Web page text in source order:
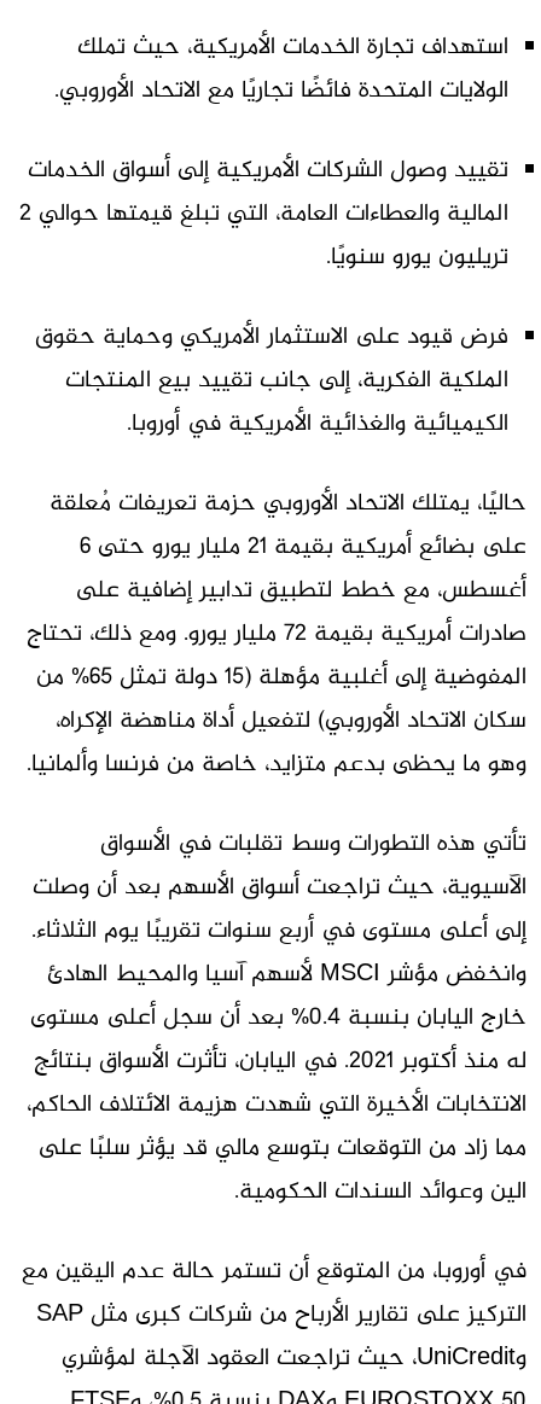
استهداف تجارة الخدمات الأمريكية، حيث تملك
الولايات المتحدة فائضًا تجاريًا مع الاتحاد الأوروبي.
تقييد وصول الشركات الأمريكية إلى أسواق الخدمات
المالية والعطاءات العامة، التي تبلغ قيمتها حوالي 2
تريليون يورو سنويًا.
فرض قيود على الاستثمار الأمريكي وحماية حقوق
الملكية الفكرية، إلى جانب تقييد بيع المنتجات
الكيميائية والغذائية الأمريكية في أوروبا.
حاليًا، يمتلك الاتحاد الأوروبي حزمة تعريفات مُعلقة
على بضائع أمريكية بقيمة 21 مليار يورو حتى 6
أغسطس، مع خطط لتطبيق تدابير إضافية على
صادرات أمريكية بقيمة 72 مليار يورو. ومع ذلك، تحتاج
المفوضية إلى أغلبية مؤهلة (15 دولة تمثل 65% من
سكان الاتحاد الأوروبي) لتفعيل أداة مناهضة الإكراه،
وهو ما يحظى بدعم متزايد، خاصة من فرنسا وألمانيا.
تأتي هذه التطورات وسط تقلبات في الأسواق
الآسيوية، حيث تراجعت أسواق الأسهم بعد أن وصلت
إلى أعلى مستوى في أربع سنوات تقريبًا يوم الثلاثاء.
وانخفض مؤشر MSCI لأسهم آسيا والمحيط الهادئ
خارج اليابان بنسبة 0.4% بعد أن سجل أعلى مستوى
له منذ أكتوبر 2021. في اليابان، تأثرت الأسواق بنتائج
الانتخابات الأخيرة التي شهدت هزيمة الائتلاف الحاكم،
مما زاد من التوقعات بتوسع مالي قد يؤثر سلبًا على
الين وعوائد السندات الحكومية.
في أوروبا، من المتوقع أن تستمر حالة عدم اليقين مع
التركيز على تقارير الأرباح من شركات كبرى مثل SAP
وUniCredit، حيث تراجعت العقود الآجلة لمؤشري